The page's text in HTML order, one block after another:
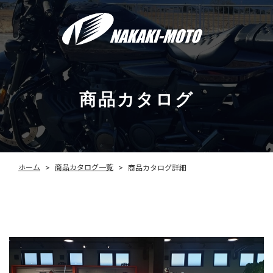
商品カタログ
ホーム > 商品カタログ一覧 > 商品カタログ詳細